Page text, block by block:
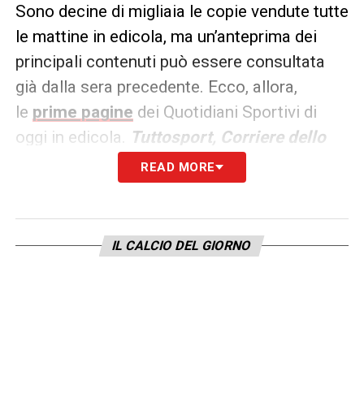
Sono decine di migliaia le copie vendute tutte
le mattine in edicola, ma un’anteprima dei
principali contenuti può essere consultata
già dalla sera precedente. Ecco, allora,
le prime pagine dei Quotidiani Sportivi di
oggi in edicola.
Tuttosport, Corriere dello
Sport e La Gazzetta dello
rappresentano i principali quotidiani
READ MORE
IL CALCIO DEL GIORNO